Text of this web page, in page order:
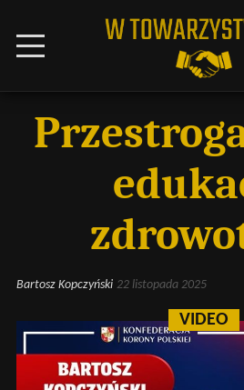
Bartosz Kopczyński 22 listopada 2025
VIDEO